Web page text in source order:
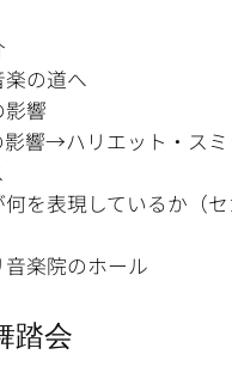
の道へ
響
影響→ハリエット・ス
を表現しているか（セ
楽院のホール
踏会